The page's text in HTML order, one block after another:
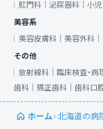
肛門科｜ 泌尿器科｜ 小児
美容系
美容皮膚科｜ 美容外科｜
その他
放射線科｜ 臨床検査・病
歯科｜ 矯正歯科｜ 歯科口
ホーム>北海道の病